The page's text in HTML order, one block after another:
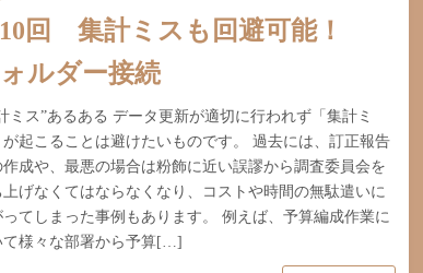
回 集計ミスも回避可能！
ルダー接続
ミス”あるある データ更新が適切に行われず「集計ミ
が起こることは避けたいものです。 過去には、訂正報告
作成や、最悪の場合は粉飾に近い誤謬から調査委員会を
上げなくてはならなくなり、コストや時間の無駄遣いに
ってしまった事例もあります。 例えば、予算編成作業に
て様々な部署から予算[…]